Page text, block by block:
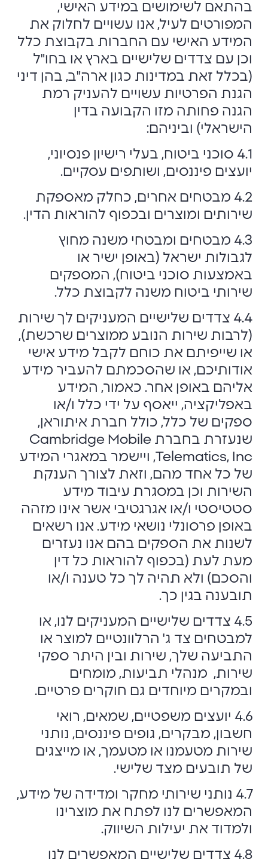
בהתאם לשימושים במידע האישי,
המפורטים לעיל, אנו עשויים לחלוק את
המידע האישי עם החברות בקבוצת כלל
וכן עם צדדים שלישיים בארץ או בחו"ל
(בכלל זאת במדינות כגון ארה"ב, בהן דיני
הגנת הפרטיות עשויים להעניק רמת
הגנה פחותה מזו הקבועה בדין
הישראלי) וביניהם:
4.1 סוכני ביטוח, בעלי רישיון פנסיוני,
יועצים פיננסים, ושותפים עסקיים.
4.2 מבטחים אחרים, כחלק מאספקת
שירותים ומוצרים ובכפוף להוראות הדין.
4.3 מבטחים ומבטחי משנה מחוץ
לגבולות ישראל (באופן ישיר או
באמצעות סוכני ביטוח), המספקים
שירותי ביטוח משנה לקבוצת כלל.
4.4 צדדים שלישיים המעניקים לך שירות
(לרבות שירות הנובע ממוצרים שרכשת),
או שייפיתם את כוחם לקבל מידע אישי
אודותיכם, או שהסכמתם להעביר מידע
אליהם באופן אחר. כאמור, המידע
באפליקציה, ייאסף על ידי כלל ו/או
ספקים של כלל, כולל חברת איתוראן,
שנעזרת בחברת Cambridge Mobile
Telematics, Inc, ויישמר במאגרי המידע
של כל אחד מהם, וזאת לצורך הענקת
השירות וכן במסגרת עיבוד מידע
סטטיסטי ו/או אגרגטיבי אשר אינו מזהה
באופן פרסונלי נושאי מידע. אנו רשאים
לשנות את הספקים בהם אנו נעזרים
מעת לעת (בכפוף להוראות כל דין
והסכם) ולא תהיה לך כל טענה ו/או
תובענה בגין כך.
4.5 צדדים שלישיים המעניקים לנו, או
למבטחים צד ג' הרלוונטיים למוצר או
התביעה שלך, שירות ובין היתר ספקי
שירות, מנהלי תביעות, מומחים
ובמקרים מיוחדים גם חוקרים פרטיים.
4.6 יועצים משפטיים, שמאים, רואי
חשבון, מבקרים, גופים פיננסים, נותני
שירות מטעמנו או מטעמך, או מייצגים
של תובעים מצד שלישי.
4.7 נותני שירותי מחקר ומדידה של מידע,
המאפשרים לנו לפתח את מוצרינו
ולמדוד את יעילות השיווק.
4.8 צדדים שלישיים המאפשרים לנו